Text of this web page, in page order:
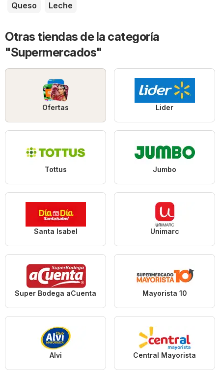
Queso Leche
Otras tiendas de la categoría
"Supermercados"
Ofertas Lider
Tottus Jumbo
Santa Isabel Unimarc
Super Bodega aCuenta Mayorista 10
Alvi Central Mayorista